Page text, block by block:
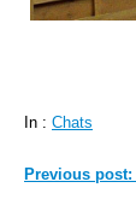
In : Chats
Previous post: